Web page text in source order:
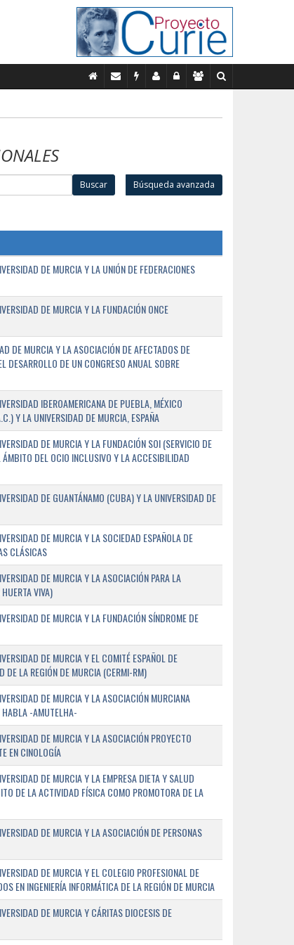
Buscar Búsqueda avanzada
DE MURCIA Y LA UNIÓN DE FEDERACIONES
DE MURCIA Y LA FUNDACIÓN ONCE
DE MURCIA Y LA ASOCIACIÓN DE AFECTADOS DE
DESARROLLO DE UN CONGRESO ANUAL SOBRE
IBEROAMERICANA DE PUEBLA, MÉXICO
Y LA UNIVERSIDAD DE MURCIA, ESPAÑA
DE MURCIA Y LA FUNDACIÓN SOI (SERVICIO DE
DEL OCIO INCLUSIVO Y LA ACCESIBILIDAD
DE GUANTÁNAMO (CUBA) Y LA UNIVERSIDAD DE
DE MURCIA Y LA SOCIEDAD ESPAÑOLA DE
CLÁSICAS
DE MURCIA Y LA ASOCIACIÓN PARA LA
VIVA)
DE MURCIA Y LA FUNDACIÓN SÍNDROME DE
DE MURCIA Y EL COMITÉ ESPAÑOL DE
DE LA REGIÓN DE MURCIA (CERMI-RM)
DE MURCIA Y LA ASOCIACIÓN MURCIANA
HABLA -AMUTELHA-
DE MURCIA Y LA ASOCIACIÓN PROYECTO
EN CINOLOGÍA
DE MURCIA Y LA EMPRESA DIETA Y SALUD
DE LA ACTIVIDAD FÍSICA COMO PROMOTORA DE LA
DE MURCIA Y LA ASOCIACIÓN DE PERSONAS
DE MURCIA Y EL COLEGIO PROFESIONAL DE
EN INGENIERÍA INFORMÁTICA DE LA REGIÓN DE MURCIA
DE MURCIA Y CÁRITAS DIOCESIS DE